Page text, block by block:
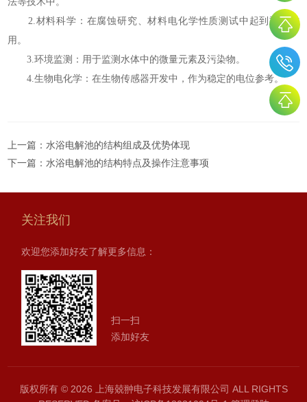
2.材料科学：在腐蚀研究、材料电化学性质测试中起到重要作
用。
3.环境监测：用于监测水体中的微量元素及污染物。
4.生物电化学：在生物传感器开发中，作为稳定的电位参考。
上一篇：水浴电解池的结构组成及优势体现
下一篇：水浴电解池的结构特点及操作注意事项
关注我们
欢迎您添加好友了解更多信息：
扫一扫
添加好友
版权所有 © 2026 上海兢翀电子科技发展有限公司 ALL RIGHTS